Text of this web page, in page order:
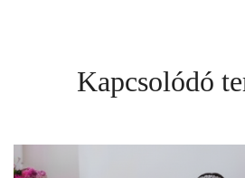
Kapcsolódó